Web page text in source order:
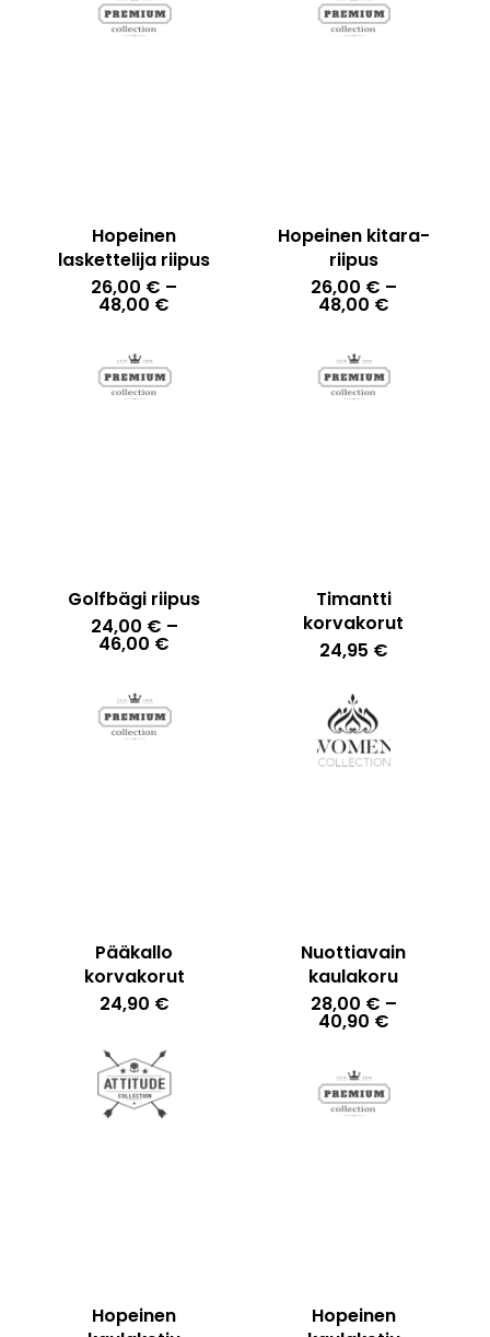
Hopeinen
laskettelija riipus
26,00 € –
48,00 €
Hopeinen kitara-
riipus
26,00 € –
48,00 €
Golfbägi riipus
24,00 € –
46,00 €
Timantti
korvakorut
24,95 €
Pääkallo
korvakorut
24,90 €
Nuottiavain
kaulakoru
28,00 € –
40,90 €
Hopeinen
Hopeinen